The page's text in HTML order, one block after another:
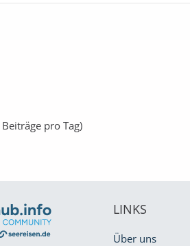
pro Tag)
LINKS
Über uns